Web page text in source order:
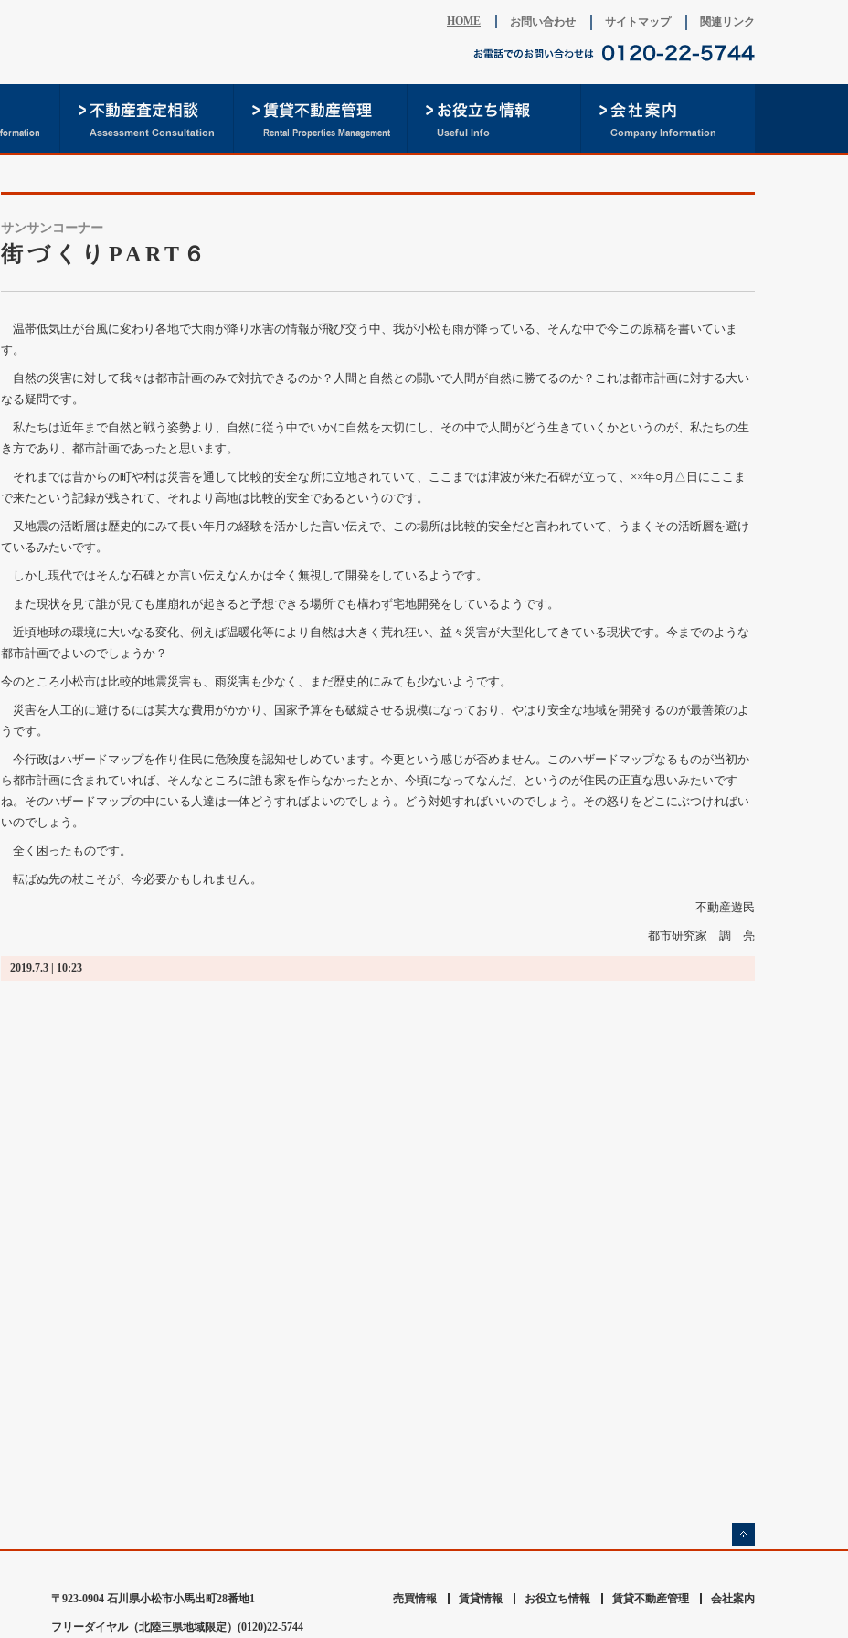
HOME お問い合わせ サイトマップ 関連リンク
サンサンコーナー
街づくりPART６
温帯低気圧が台風に変わり各地で大雨が降り水害の情報が飛び交う中、我が小松も雨が降っている、そんな中で今この原稿を書いていま
す。
自然の災害に対して我々は都市計画のみで対抗できるのか？人間と自然との闘いで人間が自然に勝てるのか？これは都市計画に対する大い
なる疑問です。
私たちは近年まで自然と戦う姿勢より、自然に従う中でいかに自然を大切にし、その中で人間がどう生きていくかというのが、私たちの生
き方であり、都市計画であったと思います。
それまでは昔からの町や村は災害を通して比較的安全な所に立地されていて、ここまでは津波が来た石碑が立って、××年○月△日にここま
で来たという記録が残されて、それより高地は比較的安全であるというのです。
又地震の活断層は歴史的にみて長い年月の経験を活かした言い伝えで、この場所は比較的安全だと言われていて、うまくその活断層を避け
ているみたいです。
しかし現代ではそんな石碑とか言い伝えなんかは全く無視して開発をしているようです。
また現状を見て誰が見ても崖崩れが起きると予想できる場所でも構わず宅地開発をしているようです。
近頃地球の環境に大いなる変化、例えば温暖化等により自然は大きく荒れ狂い、益々災害が大型化してきている現状です。今までのような
都市計画でよいのでしょうか？
今のところ小松市は比較的地震災害も、雨災害も少なく、まだ歴史的にみても少ないようです。
災害を人工的に避けるには莫大な費用がかかり、国家予算をも破綻させる規模になっており、やはり安全な地域を開発するのが最善策のよ
うです。
今行政はハザードマップを作り住民に危険度を認知せしめています。今更という感じが否めません。このハザードマップなるものが当初か
ら都市計画に含まれていれば、そんなところに誰も家を作らなかったとか、今頃になってなんだ、というのが住民の正直な思いみたいです
ね。そのハザードマップの中にいる人達は一体どうすればよいのでしょう。どう対処すればいいのでしょう。その怒りをどこにぶつければい
いのでしょう。
全く困ったものです。
転ばぬ先の杖こそが、今必要かもしれません。
不動産遊民
都市研究家 調 亮
2019.7.3 | 10:23
〒923-0904 石川県小松市小馬出町28番地1
フリーダイヤル（北陸三県地域限定）(0120)22-5744
売買情報 賃貸情報 お役立ち情報 賃貸不動産管理 会社案内